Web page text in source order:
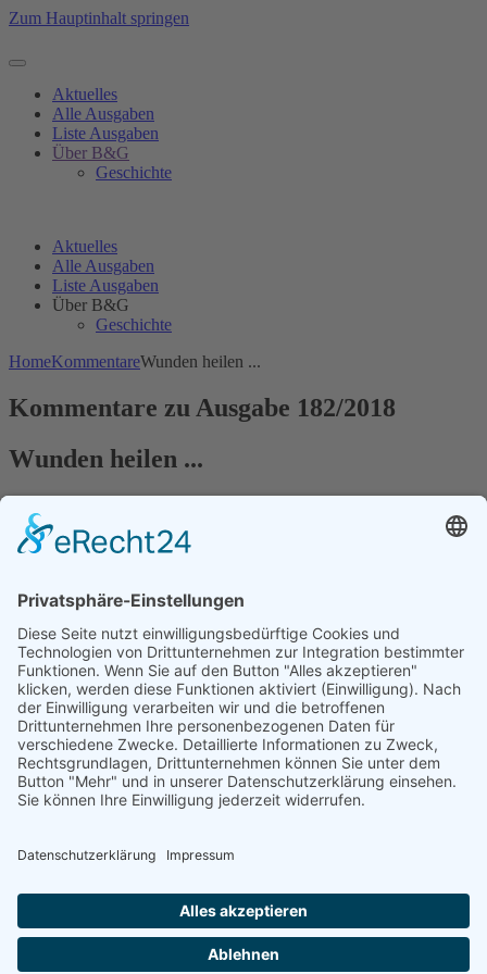
Zum Hauptinhalt springen
Aktuelles
Alle Ausgaben
Liste Ausgaben
Über B&G
Geschichte
Aktuelles
Alle Ausgaben
Liste Ausgaben
Über B&G
Geschichte
HomeKommentareWunden heilen ...
Kommentare zu Ausgabe 182/2018
Wunden heilen ...
RSS
2500 Zeichen übrig
Kommentare abonnieren
Zustimmung zurDatenschutzerklärung*.
Kontakt
Datenschutz